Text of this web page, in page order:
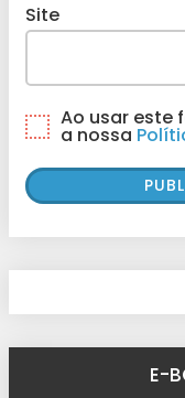
Site
Ao usar este
a nossa
E-